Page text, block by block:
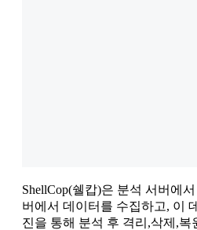
ShellCop(쉘캅)은 분석 서버에
버에서 데이터를 수집하고, 이
진을 통해 분석 후 격리,삭제,